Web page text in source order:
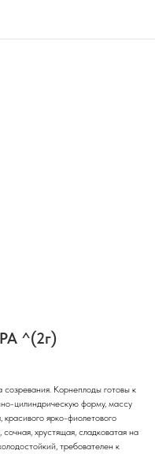
^(2г)
Корнеплоды готовы к
цилиндрическую форму, массу
ярко-фиолетового
хрустящая, сладковатая на
требователен к